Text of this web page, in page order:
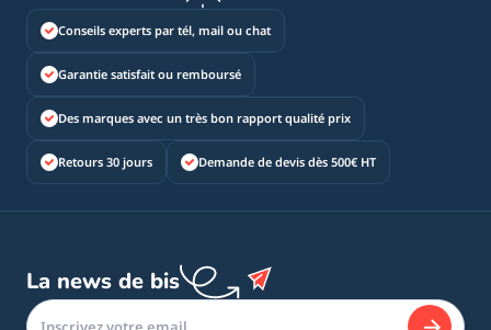
Conseils experts par tél, mail ou chat
Garantie satisfait ou remboursé
Des marques avec un très bon rapport qualité prix
Retours 30 jours Demande de devis dès 500€ HT
La news de bis